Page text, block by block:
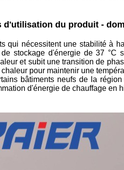
d'utilisation du produit -
qui nécessitent une stabilité à
stockage d'énergie de 37 °C
et subit une transition de
pour maintenir une
bâtiments neufs de la
d'énergie de chauffage en